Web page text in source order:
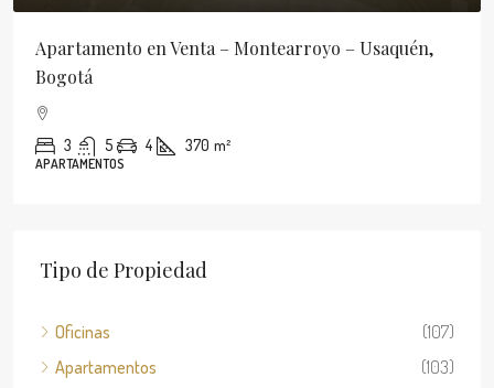
Apartamento en Venta – Montearroyo – Usaquén,
Bogotá
3 5 4 370 m²
APARTAMENTOS
Tipo de Propiedad
Oficinas
(107)
Apartamentos
(103)